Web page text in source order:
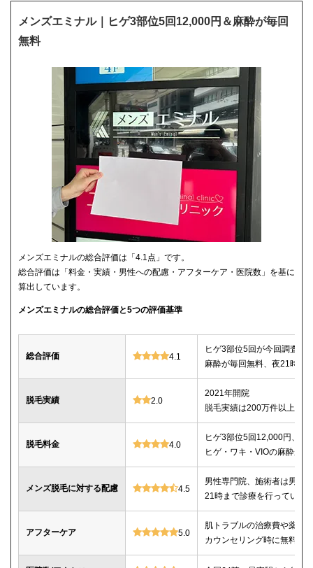
メンズエミナル｜ヒゲ3部位5回12,000円＆麻酔が毎回
無料
メンズエミナルの総合評価は「4.1点」です。
総合評価は「料金・実績・男性への配慮・アフターケア・医院数」を基に
算出しています。
メンズエミナルの総合評価と5つの評価基準
総合評価 4.1
ヒゲ3部位5回が今回調査し
麻酔が毎回無料、夜21時ま
脱毛実績 2.0
2021年開院
脱毛実績は200万件以上
脱毛料金 4.0
ヒゲ3部位5回12,000円、ヒ
ヒゲ・ワキ・VIOの麻酔が
メンズ脱毛に対する配慮 4.5
男性専門院、施術者は男性
21時まで診療を行っている
アフターケア 5.0
肌トラブルの治療費や薬代
カウンセリング時に無料で